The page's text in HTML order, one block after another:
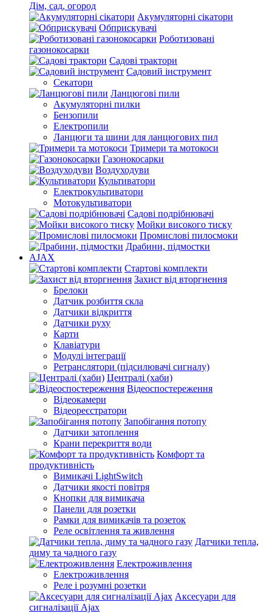
Дім, сад, огород
Акумуляторні сікатори
Обприскувачі
Роботизовані
газонокосарки
Садові трактори
Садовий інструмент
Секатори
Ланцюгові пили
Акумуляторні пилки
Бензопили
Електропили
Ланцюги та шини для ланцюгових пил
Тримери та мотокоси
Газонокосарки
Воздуходуви
Культиватори
Електрокультиватори
Мотокультиватори
Садові подрібнювачі
Мойки високого тиску
Промислові пилосмоки
Драбини, підмостки
AJAX
Стартові комплекти
Захист від вторгнення
Брелоки
Датчик розбиття скла
Датчики відкриття
Датчики руху
Карти
Клавіатури
Модулі інтеграції
Ретранслятори (підсилювачі сигналу)
Централі (хаби)
Відеоспостереження
Відеокамери
Відеореєстратори
Запобігання потопу
Датчики затоплення
Крани перекриття води
Комфорт та
продуктивність
Вимикачі LightSwitch
Датчики якості повітря
Кнопки для вимикача
Панели для розетки
Рамки для вимикачів та розеток
Реле освітлення та живлення
Датчики тепла,
диму та чадного газу
Електроживлення
Електроживлення
Реле і розумні розетки
Аксесуари для
сигналізації Ajax